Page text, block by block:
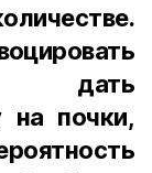
дать
на почки,